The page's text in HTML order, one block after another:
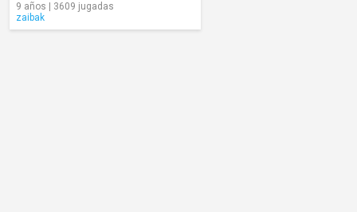
9 años | 3609 jugadas
zaibak